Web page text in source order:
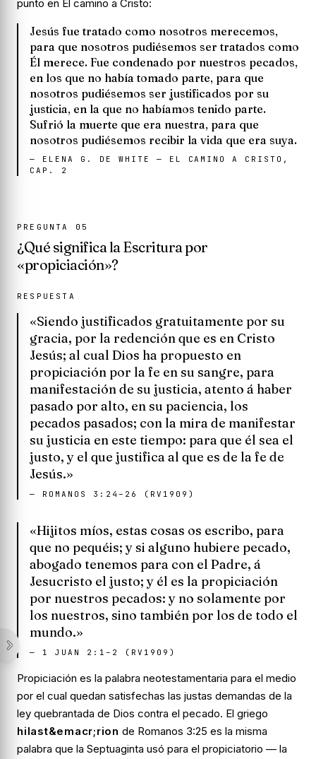
punto en El camino a Cristo:
Jesús fue tratado como nosotros merecemos,
para que nosotros pudiésemos ser tratados como
Él merece. Fue condenado por nuestros pecados,
en los que no había tomado parte, para que
nosotros pudiésemos ser justificados por su
justicia, en la que no habíamos tenido parte.
Sufrió la muerte que era nuestra, para que
nosotros pudiésemos recibir la vida que era suya.
— ELENA G. DE WHITE — EL CAMINO A CRISTO,
CAP. 2
PREGUNTA 05
¿Qué significa la Escritura por
«propiciación»?
RESPUESTA
«Siendo justificados gratuitamente por su
gracia, por la redención que es en Cristo
Jesús; al cual Dios ha propuesto en
propiciación por la fe en su sangre, para
manifestación de su justicia, atento á haber
pasado por alto, en su paciencia, los
pecados pasados; con la mira de manifestar
su justicia en este tiempo: para que él sea el
justo, y el que justifica al que es de la fe de
Jesús.»
— ROMANOS 3:24–26 (RV1909)
«Hijitos míos, estas cosas os escribo, para
que no pequéis; y si alguno hubiere pecado,
abogado tenemos para con el Padre, á
Jesucristo el justo; y él es la propiciación
por nuestros pecados: y no solamente por
los nuestros, sino también por los de todo el
mundo.»
— 1 JUAN 2:1–2 (RV1909)
Propiciación es la palabra neotestamentaria para el medio
por el cual quedan satisfechas las justas demandas de la
ley quebrantada de Dios contra el pecado. El griego
hilast&emacr;rion de Romanos 3:25 es la misma
palabra que la Septuaginta usó para el propiciatorio — la